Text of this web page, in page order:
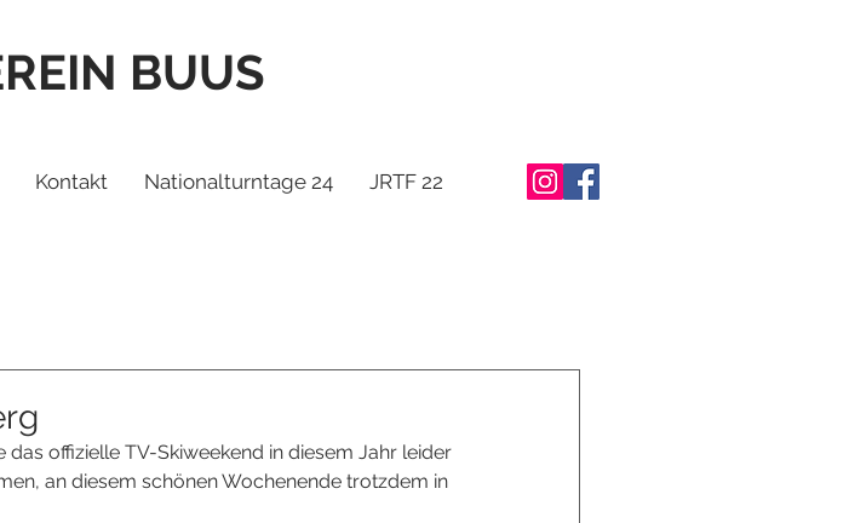
BUUS
Kontakt Nationalturntage 24 JRTF 22
offizielle TV-Skiweekend in diesem Jahr leider
an diesem schönen Wochenende trotzdem in